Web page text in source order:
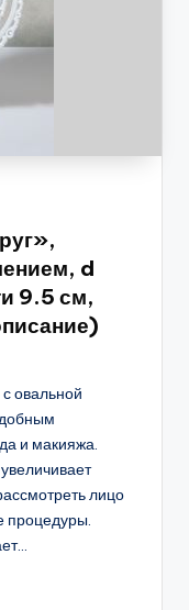
d
9.5 см,
овальной
и макияжа.
лицо
процедуры.